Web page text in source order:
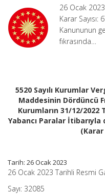
Alan
İstisnanın,
Kurumların
31/12/2022
Yabancı
Paralar
İtibarıyla
da
Uygulanması
Sayısı:
6728)
için
26 Ocak
Karar Sayısı:
Kanununun
fıkrasında…
5520 Sayılı Kurumlar
Maddesinin Dördüncü
Kurumların 31/12/2022
Yabancı Paralar İtibarıyla
(Karar
Tarih: 26 Ocak 2023
26 Ocak 2023 Tarihli Resmi
Sayı: 32085